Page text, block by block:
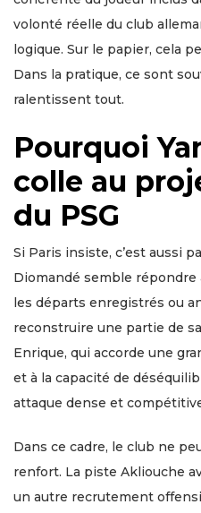
volonté réelle du club
logique. Sur le papier, cela
Dans la pratique, ce sont
ralentissent tout.
Pourquoi
colle au
du PSG
Si Paris insiste, c’est aussi
Diomandé semble
les départs enregistrés ou
reconstruire une partie de
Enrique, qui accorde une
et à la capacité de
attaque dense et
Dans ce cadre, le club ne
renfort. La piste Akliouche
un autre recrutement